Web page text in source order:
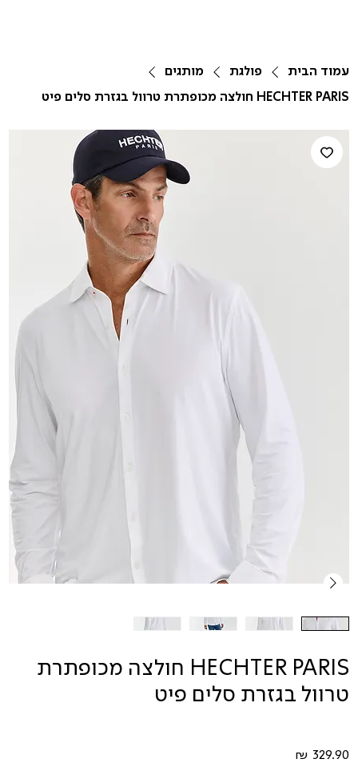
עמוד הבית פולגת
מותגים
HECHTER PARIS חולצה מכופתרת טרוול בגזרת סלים פיט
HECHTER PARIS חולצה מכופתרת
טרוול בגזרת סלים פיט